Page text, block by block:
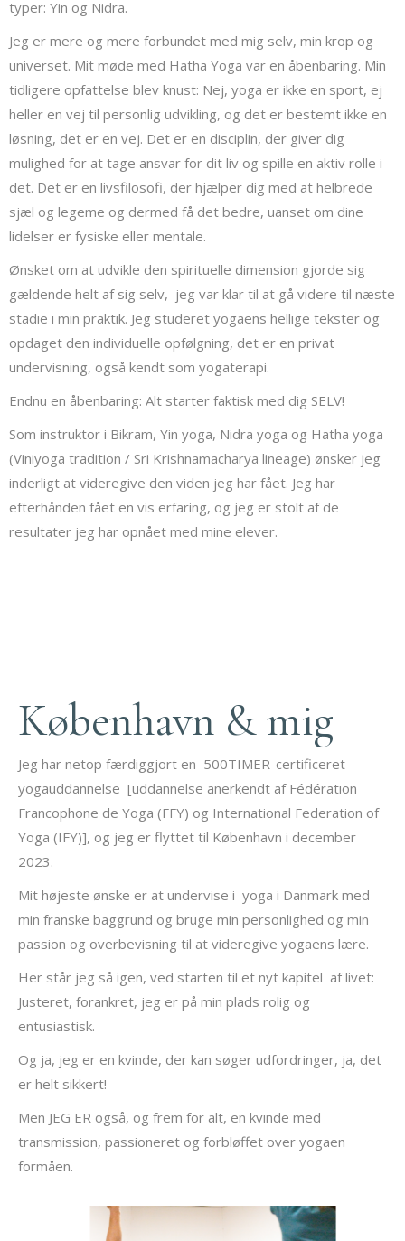
typer: Yin og Nidra.
Jeg er mere og mere forbundet med mig selv, min krop og
universet. Mit møde med Hatha Yoga var en åbenbaring. Min
tidligere opfattelse blev knust: Nej, yoga er ikke en sport, ej
heller en vej til personlig udvikling, og det er bestemt ikke en
løsning, det er en vej. Det er en disciplin, der giver dig
mulighed for at tage ansvar for dit liv og spille en aktiv rolle i
det. Det er en livsfilosofi, der hjælper dig med at helbrede
sjæl og legeme og dermed få det bedre, uanset om dine
lidelser er fysiske eller mentale.
Ønsket om at udvikle den spirituelle dimension gjorde sig
gældende helt af sig selv, jeg var klar til at gå videre til næste
stadie i min praktik. Jeg studeret yogaens hellige tekster og
opdaget den individuelle opfølgning, det er en privat
undervisning, også kendt som yogaterapi.
Endnu en åbenbaring: Alt starter faktisk med dig SELV!
Som instruktor i Bikram, Yin yoga, Nidra yoga og Hatha yoga
(Viniyoga tradition / Sri Krishnamacharya lineage) ønsker jeg
inderligt at videregive den viden jeg har fået. Jeg har
efterhånden fået en vis erfaring, og jeg er stolt af de
resultater jeg har opnået med mine elever.
København & mig
Jeg har netop færdiggjort en 500TIMER-certificeret
yogauddannelse [uddannelse anerkendt af Fédération
Francophone de Yoga (FFY) og International Federation of
Yoga (IFY)], og jeg er flyttet til København i december
2023.
Mit højeste ønske er at undervise i yoga i Danmark med
min franske baggrund og bruge min personlighed og min
passion og overbevisning til at videregive yogaens lære.
Her står jeg så igen, ved starten til et nyt kapitel af livet:
Justeret, forankret, jeg er på min plads rolig og
entusiastisk.
Og ja, jeg er en kvinde, der kan søger udfordringer, ja, det
er helt sikkert!
Men JEG ER også, og frem for alt, en kvinde med
transmission, passioneret og forbløffet over yogaen
formåen.